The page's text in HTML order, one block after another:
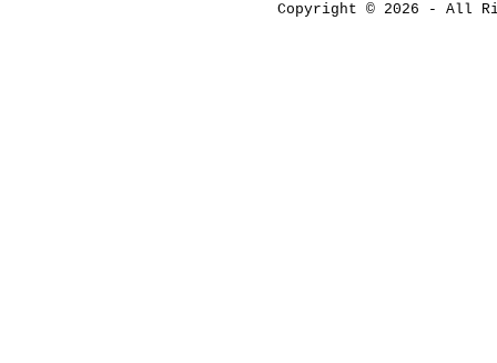
Copyright © 2026 - All